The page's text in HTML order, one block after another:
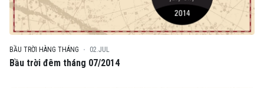
BẦU TRỜI HÀNG THÁNG 02.JUL
Bầu trời đêm tháng 07/2014